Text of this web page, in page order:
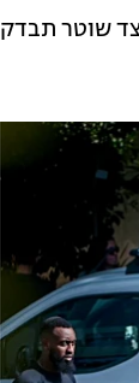
שוטר תבדק